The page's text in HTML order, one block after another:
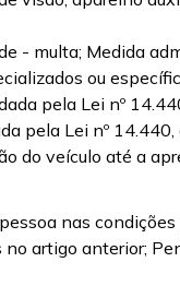
- multa; Medida
ou
pela Lei nº
pela Lei nº
do veículo até a
nas
artigo anterior;